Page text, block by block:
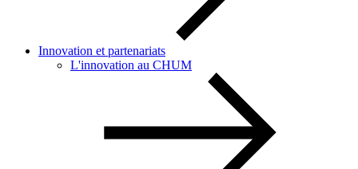
Innovation et partenariats
L'innovation au CHUM